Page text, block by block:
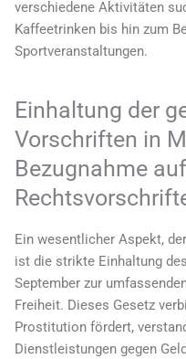
verschiedene Aktivitäten
Kaffeetrinken bis hin zum
Sportveranstaltungen.
Einhaltung der
Vorschriften in
Bezugnahme
Ein wesentlicher Aspekt,
ist die strikte Einhaltung
September zur
Freiheit. Dieses Gesetz
Prostitution fördert,
Dienstleistungen gegen